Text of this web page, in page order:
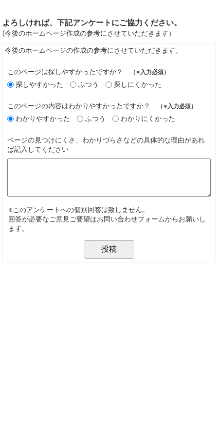
よろしければ、下記アンケートにご協力ください。
(今後のホームページ作成の参考にさせていただきます）
今後のホームページの作成の参考にさせていただきます。
このページは探しやすかったですか？ （※入力必須）
探しやすかった ふつう 探しにくかった
このページの内容はわかりやすかったですか？ （※入力必須）
わかりやすかった ふつう わかりにくかった
ページの見つけにくさ、わかりづらさなどの具体的な理由があれ
ば記入してください
※このアンケートへの個別回答は致しません。
回答が必要なご意見ご要望はお問い合わせフォームからお願いし
ます。